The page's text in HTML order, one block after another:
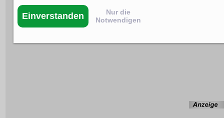
Einverstanden
Nur die
Notwendigen